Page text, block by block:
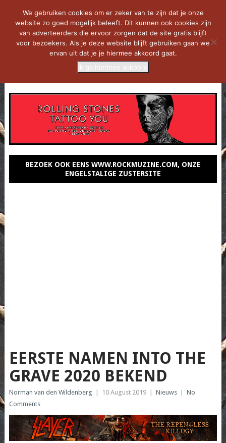
BEZOEK OOK EENS WWW.ROCKMUZINE.COM, ONZE
ENGELSTALIGE ZUSTERSITE
EERSTE NAMEN INTO THE
GRAVE 2020 BEKEND
Norman van den Wildenberg 10 August 2019 Nieuws
No
Comments
We gebruiken cookies om er zeker van te zijn dat je onze
website zo goed mogelijk beleeft. Dit kunnen ook cookies zijn
van adverteerders die ervoor zorgen dat de site gratis blijft
voor bezoekers. Als je deze website blijft gebruiken gaan we
ervan uit dat je je hiermee akkoord gaat.
Ik ga hiermee akkoord